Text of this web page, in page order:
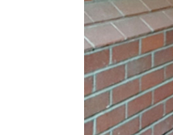
Lock.
15.
16. Рабочая
17.
другое
18.